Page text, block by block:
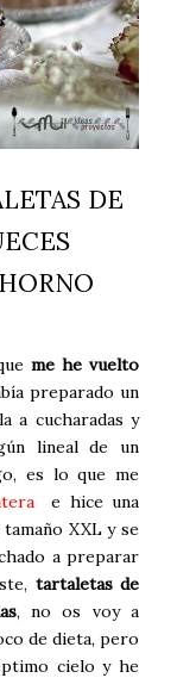
DE
me he vuelto
preparado un
a cucharadas y
lineal de un
es lo que me
e hice una
XXL y se
a preparar
tartaletas de
, no os voy a
de dieta, pero
cielo y he